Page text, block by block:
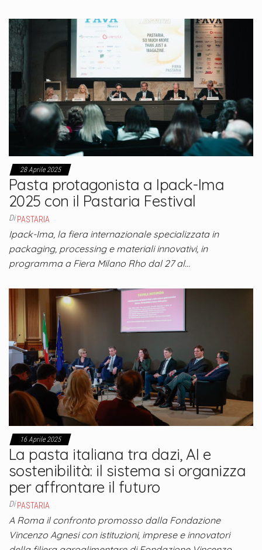
28 Aprile 2025
Pasta protagonista a Ipack-Ima
2025 con il Pastaria Festival
Di PASTARIA
Ipack-Ima, la fiera internazionale specializzata in
packaging, processing e materiali innovativi, in
programma a Fiera Milano Rho dal 27 al…
16 Aprile 2025
La pasta italiana tra dazi, AI e
sostenibilità: il sistema si organizza
per affrontare il futuro
Di PASTARIA
A Roma il confronto promosso dalla Fondazione
Vincenzo Agnesi con istituzioni, imprese e innovatori